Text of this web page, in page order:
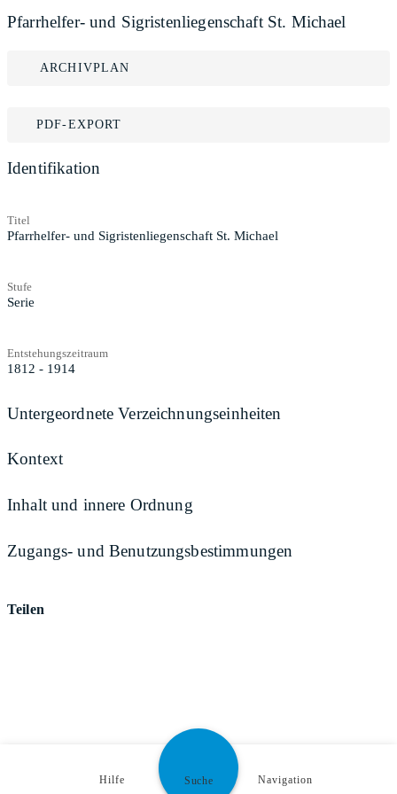
Pfarrhelfer- und Sigristenliegenschaft St. Michael
ARCHIVPLAN
PDF-EXPORT
Identifikation
Titel
Pfarrhelfer- und Sigristenliegenschaft St. Michael
Stufe
Serie
Entstehungszeitraum
1812 - 1914
Untergeordnete Verzeichnungseinheiten
Kontext
Inhalt und innere Ordnung
Zugangs- und Benutzungsbestimmungen
Teilen
Hilfe Suche Navigation